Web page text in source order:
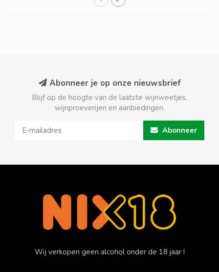
Abonneer je op onze nieuwsbrief
Blijf op de hoogte van de laatste wijnweetjes,
wijnproeverijen en aanbiedingen.
Abonneer
Wij verkopen geen alcohol onder de 18 jaar !